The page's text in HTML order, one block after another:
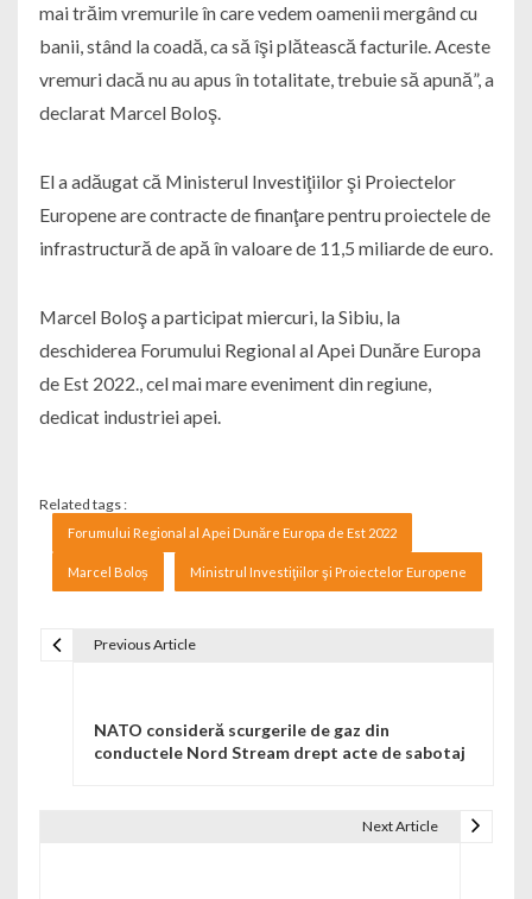
mai trăim vremurile în care vedem oamenii mergând cu
banii, stând la coadă, ca să îşi plătească facturile. Aceste
vremuri dacă nu au apus în totalitate, trebuie să apună”, a
declarat Marcel Boloş.
El a adăugat că Ministerul Investiţiilor şi Proiectelor
Europene are contracte de finanţare pentru proiectele de
infrastructură de apă în valoare de 11,5 miliarde de euro.
Marcel Boloş a participat miercuri, la Sibiu, la
deschiderea Forumului Regional al Apei Dunăre Europa
de Est 2022., cel mai mare eveniment din regiune,
dedicat industriei apei.
Related tags :
Forumului Regional al Apei Dunăre Europa de Est 2022
Marcel Boloș Ministrul Investiţiilor şi Proiectelor Europene
Previous Article
NATO consideră scurgerile de gaz din
conductele Nord Stream drept acte de sabotaj
Next Article